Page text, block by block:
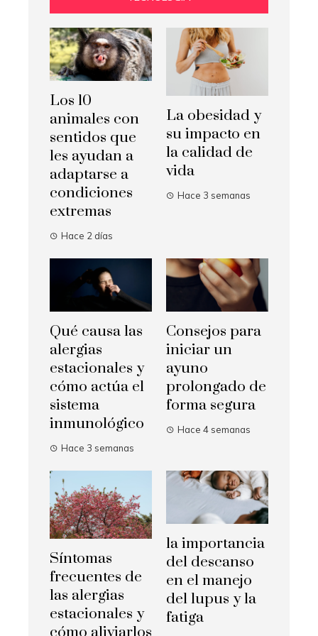
Los 10
animales con
sentidos que
les ayudan a
adaptarse a
condiciones
extremas
Hace 2 días
La obesidad y
su impacto en
la calidad de
vida
Hace 3 semanas
Qué causa las
alergias
estacionales y
cómo actúa el
sistema
inmunológico
Hace 3 semanas
Consejos para
iniciar un
ayuno
prolongado de
forma segura
Hace 4 semanas
Síntomas
frecuentes de
las alergias
estacionales y
la importancia
del descanso
en el manejo
del lupus y la
fatiga